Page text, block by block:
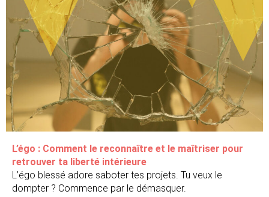
L’égo : Comment le reconnaître et le maîtriser pour
retrouver ta liberté intérieure
L’égo blessé adore saboter tes projets. Tu veux le
dompter ? Commence par le démasquer.